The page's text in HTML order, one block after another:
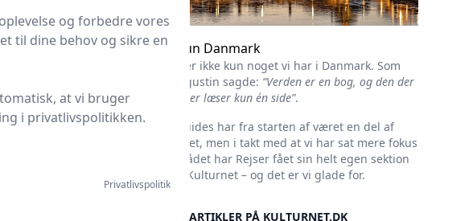
ikoniske
forældre,
mørkere,
at
Ikke kun Danmark
Kultur er ikke kun noget vi har i Danmark. Som
Skt. Augustin sagde: “Verden er en bog, og den der
ikke rejser læser kun én side”.
Rejseguides har fra starten af været en del af
Kulturnet, men i takt med at vi har sat mere fokus
på området har Rejser fået sin helt egen sektion
her på Kulturnet – og det er vi glade for.
SIDSTE ARTIKLER PÅ KULTURNET.DK
og forbedre vores
til dine behov og sikre en
at vi bruger
i privatlivspolitikken.
Privatlivspolitik